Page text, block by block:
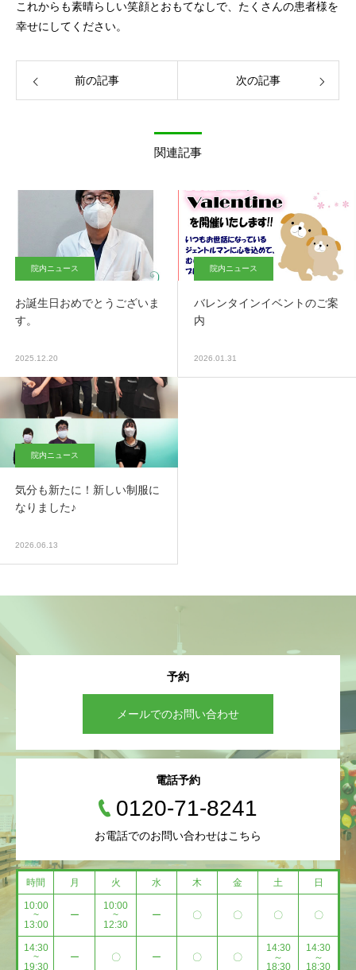
これからも素晴らしい笑顔とおもてなしで、たくさんの患者様を
幸せにしてください。
前の記事 次の記事
関連記事
院内ニュース
お誕生日おめでとうございま
す。
2025.12.20
院内ニュース
バレンタインイベントのご案
内
2026.01.31
院内ニュース
気分も新たに！新しい制服に
なりました♪
2026.06.13
予約
メールでのお問い合わせ
電話予約
0120-71-8241
お電話でのお問い合わせはこちら
時間 月 火 水 木 金 土 日
10:00
~
13:00
ー
10:00
~
12:30
ー 〇 〇 〇 〇
14:30
~
19:30
ー 〇 ー 〇 〇
14:30
～
18:30
14:30
～
18:30